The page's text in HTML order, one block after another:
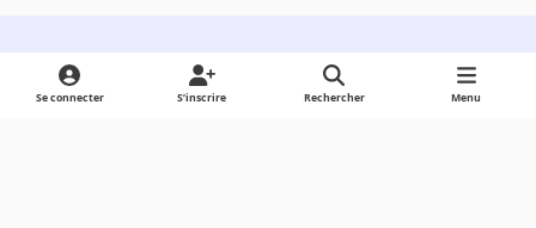
Light ModeDark ModeSystem Preference
Se connecter S’inscrire Rechercher Menu